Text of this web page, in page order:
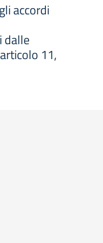
accordi
dalle
11,